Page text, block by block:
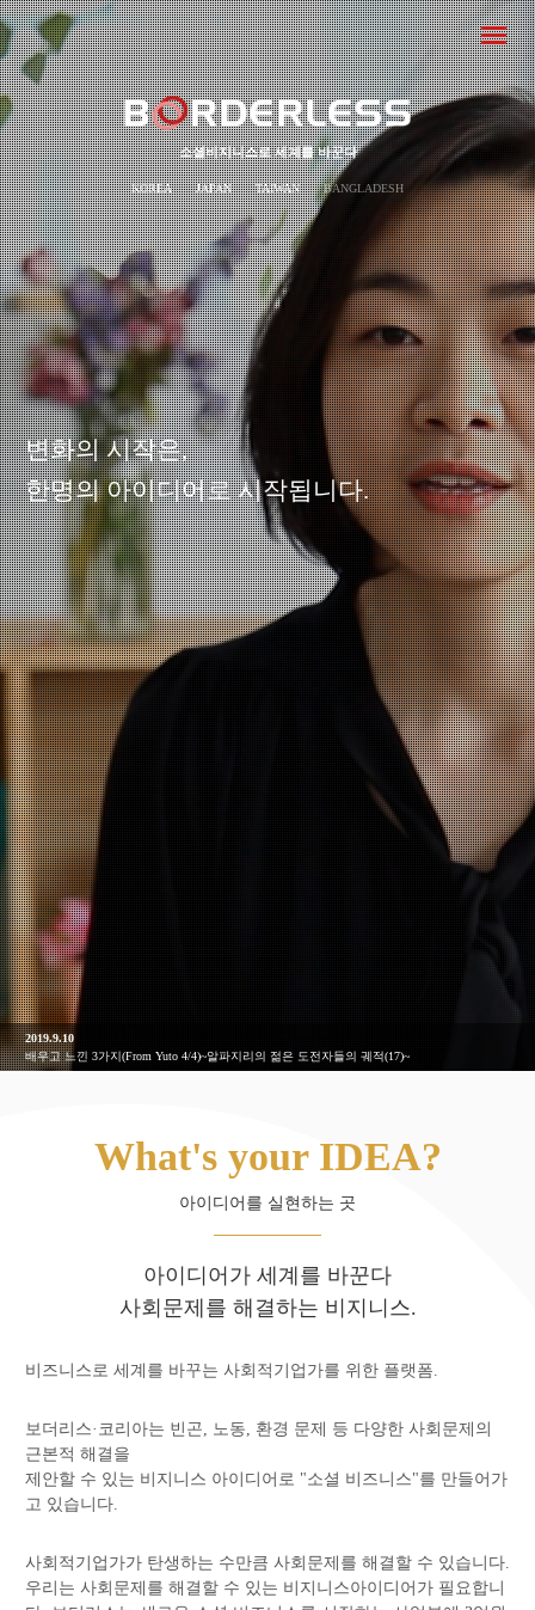
2019.8.21
공동생활로 알게 된 케냐 소규모 농가의 현실(From Yuto 2/4)~알파 지리의 젊은 도전자들의
궤적(15)~
2019.9.25
알파지리식 조직력을 만드는 방법
2019.9.18
알파차마의 수준 향상을 위해서 ①(From Maya 1/1)~알파지리의 젊은 도전자들의 궤적(18)~
2019.9.10
배우고 느낀 3가지(From Yuto 4/4)~알파지리의 젊은 도전자들의 궤적(17)~
2019.9.4
케냐 농촌에서의 이상적인 리더상이란?(From Yuto 3/4)~알파지리의 젊은 도전자들의 궤적
알파지리식 조직력을 만드는 방법
소셜비지니스로 세계를 바꾼다
KOREA JAPAN TAIWAN BANGLADESH
변화의 시작은,
한명의 아이디어로 시작됩니다.
What's your IDEA?
아이디어를 실현하는 곳
아이디어가 세계를 바꾼다
사회문제를 해결하는 비지니스.
비즈니스로 세계를 바꾸는 사회적기업가를 위한 플랫폼.
보더리스·코리아는 빈곤, 노동, 환경 문제 등 다양한 사회문제의
근본적 해결을
제안할 수 있는 비지니스 아이디어로 "소셜 비즈니스"를 만들어가
고 있습니다.
사회적기업가가 탄생하는 수만큼 사회문제를 해결할 수 있습니다.
우리는 사회문제를 해결할 수 있는 비지니스아이디어가 필요합니